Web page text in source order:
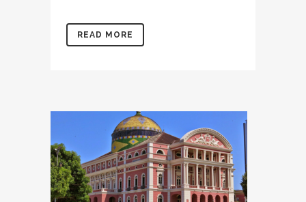
READ MORE